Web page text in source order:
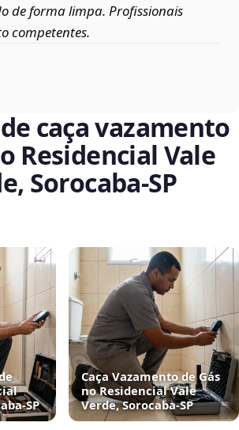
de forma limpa. Profissionais
competentes.
caça vazamento
Residencial Vale
Sorocaba‑SP
Caça Vazamento de Gás
no Residencial Vale
Verde, Sorocaba‑SP